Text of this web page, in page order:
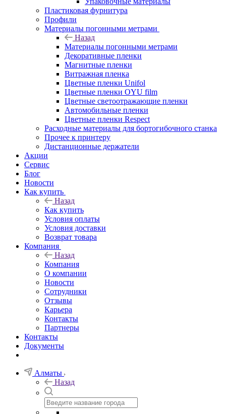
Пластиковая фурнитура
Профили
Материалы погонными метрами
Назад
Материалы погонными метрами
Декоративные пленки
Магнитные пленки
Витражная пленка
Цветные пленки Unifol
Цветные пленки OYU film
Цветные светоотражающие пленки
Автомобильные пленки
Цветные пленки Respect
Расходные материалы для бортогибочного станка
Прочее к принтеру
Дистанционные держатели
Акции
Сервис
Блог
Новости
Как купить
Назад
Как купить
Условия оплаты
Условия доставки
Возврат товара
Компания
Назад
Компания
О компании
Новости
Сотрудники
Отзывы
Карьера
Контакты
Партнеры
Контакты
Документы
Алматы
Назад